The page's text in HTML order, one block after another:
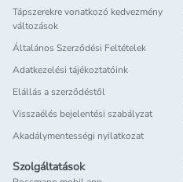
Tápszerekre vonatkozó kedvezmény
változások
Általános Szerződési Feltételek
Adatkezelési tájékoztatóink
Elállás a szerződéstől
Visszaélés bejelentési szabályzat
Akadálymentességi nyilatkozat
Szolgáltatások